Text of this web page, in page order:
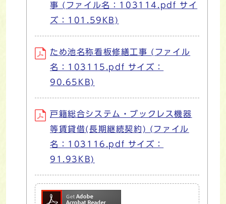
事 (ファイル名：103114.pdf サイ
ズ：101.59KB)
ため池名称看板修繕工事 (ファイル
名：103115.pdf サイズ：
90.65KB)
戸籍総合システム・ブックレス機器
等賃貸借(長期継続契約) (ファイル
名：103116.pdf サイズ：
91.93KB)